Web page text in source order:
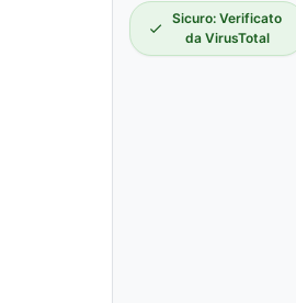
Sicuro: Verificato
da VirusTotal